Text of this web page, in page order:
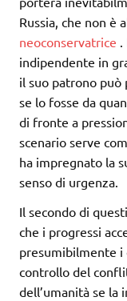
Russia, che non è
neoconservatrice .
indipendente in
il suo patrono può
se lo fosse da
di fronte a
scenario serve
ha impregnato la
senso di urgenza.
Il secondo di
che i progressi
presumibilmente
controllo del
dell’umanità se la